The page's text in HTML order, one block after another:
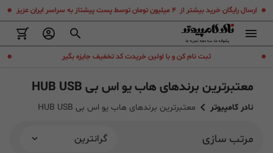
ارسال رایگان خرید بیشتر از ۴ میلیون تومان توسط پست پیشتاز به سراسر ایران عزیز
.
ثبت نام کن و با اولین خریدت کد تخفیف جایزه بگیر .
معتبرترین برندهای هاب یو اس بی HUB USB
نادر کامپیوتر معتبرترین برندهای هاب یو اس بی HUB USB
مرتب سازی گرانترین